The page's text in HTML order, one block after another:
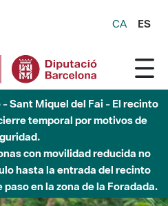
CA ES
Sant Miquel del Fai - El recinto
temporal por motivos de
con movilidad reducida no
hasta la entrada del recinto
en la zona de la Foradada.